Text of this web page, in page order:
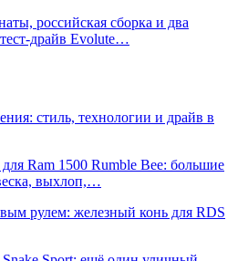
российская сборка и два
драйв Evolute…
стиль, технологии и драйв в
Ram 1500 Rumble Bee: большие
выхлоп,…
рулем: железный конь для RDS